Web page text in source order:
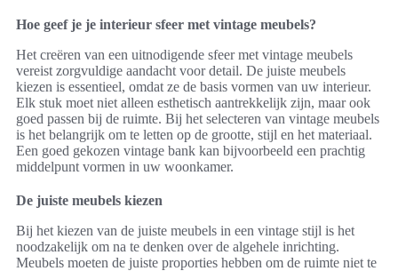
Hoe geef je je interieur sfeer met vintage meubels?
Het creëren van een uitnodigende sfeer met vintage meubels
vereist zorgvuldige aandacht voor detail. De juiste meubels
kiezen is essentieel, omdat ze de basis vormen van uw interieur.
Elk stuk moet niet alleen esthetisch aantrekkelijk zijn, maar ook
goed passen bij de ruimte. Bij het selecteren van vintage meubels
is het belangrijk om te letten op de grootte, stijl en het materiaal.
Een goed gekozen vintage bank kan bijvoorbeeld een prachtig
middelpunt vormen in uw woonkamer.
De juiste meubels kiezen
Bij het kiezen van de juiste meubels in een vintage stijl is het
noodzakelijk om na te denken over de algehele inrichting.
Meubels moeten de juiste proporties hebben om de ruimte niet te